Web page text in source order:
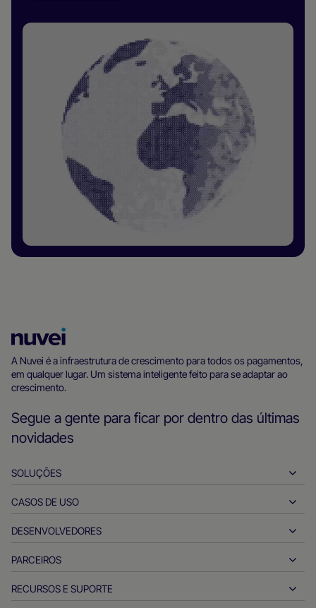
inicial
da
A Nuvei é a infraestrutura de crescimento para todos os pagamentos,
em qualquer lugar. Um sistema inteligente feito para se adaptar ao
crescimento.
Segue a gente para ficar por dentro das últimas
novidades
SOLUÇÕES
Payins
Payouts
Adquirência global
Pagamentos em tempo real
CASOS DE USO
Hospitalidade
Automotivo
Entre empresas
DESENVOLVEDORES
Ferramentas para desenvolvedores
Documentos de referência da API
PARCEIROS
Seja nosso parceiro
RECURSOS E SUPORTE